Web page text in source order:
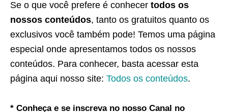
Se o que você prefere é conhecer todos os
nossos conteúdos, tanto os gratuitos quanto os
exclusivos você também pode! Temos uma página
especial onde apresentamos todos os nossos
conteúdos. Para conhecer, basta acessar esta
página aqui nosso site: Todos os conteúdos.
* Conheça e se inscreva no nosso Canal no